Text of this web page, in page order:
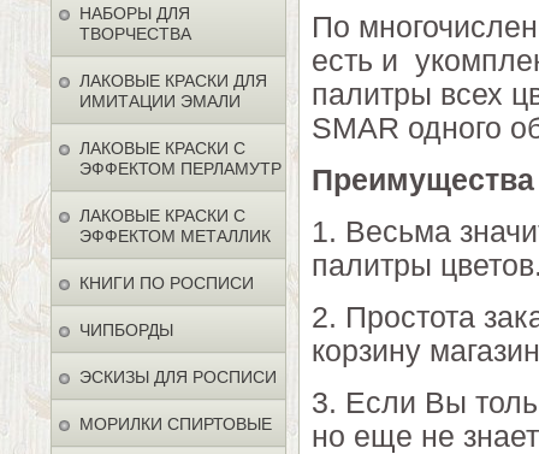
НАБОРЫ ДЛЯ
ТВОРЧЕСТВА
ЛАКОВЫЕ КРАСКИ ДЛЯ
ИМИТАЦИИ ЭМАЛИ
ЛАКОВЫЕ КРАСКИ С
ЭФФЕКТОМ ПЕРЛАМУТР
ЛАКОВЫЕ КРАСКИ С
ЭФФЕКТОМ МЕТАЛЛИК
КНИГИ ПО РОСПИСИ
ЧИПБОРДЫ
ЭСКИЗЫ ДЛЯ РОСПИСИ
МОРИЛКИ СПИРТОВЫЕ
одного объема
По
есть и
палитры всех
SMAR одного
Преимущества
1. Весьма
палитры
2. Простота
корзину
3. Если Вы
но еще не